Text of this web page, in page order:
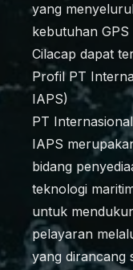
yang
kebutuhan
Cilacap dapat
Profil PT
IAPS)
PT
IAPS
bidang
teknologi
untuk
pelayaran
yang dirancang